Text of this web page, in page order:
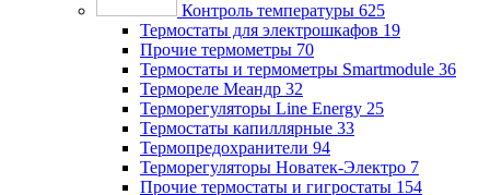
Контроль температуры 625
Термостаты для электрошкафов 19
Прочие термометры 70
Термостаты и термометры Smartmodule 36
Термореле Меандр 32
Терморегуляторы Line Energy 25
Термостаты капиллярные 33
Термопредохранители 94
Терморегуляторы Новатек-Электро 7
Прочие термостаты и гигростаты 154